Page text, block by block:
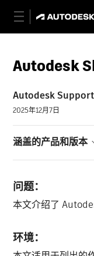
Autodesk
Autodesk Support
2025年12月7日
涵盖的产品和版本
问题：
本文介绍了
环境：